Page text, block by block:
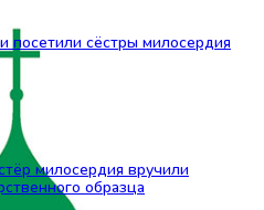
посетили сёстры милосердия
милосердия вручили
образца